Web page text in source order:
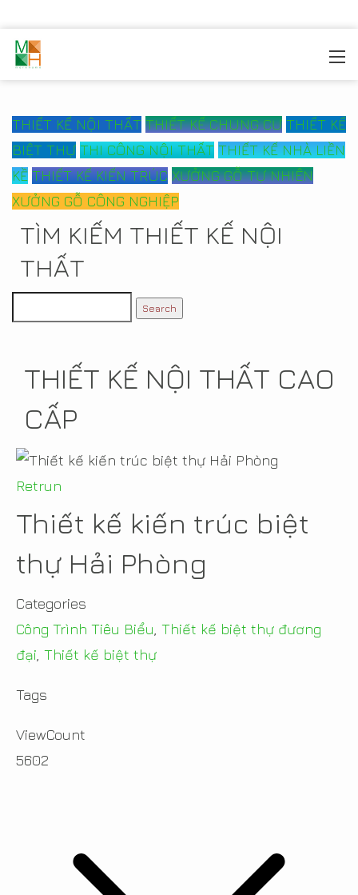
THIẾT KẾ NỘI THẤT THIẾT KẾ CHUNG CƯ THIẾT KẾ
BIỆT THỰ THI CÔNG NỘI THẤT THIẾT KẾ NHÀ LIỀN
KỀ THIẾT KẾ KIẾN TRÚC XƯỞNG GỖ TỰ NHIÊN
XƯỞNG GỖ CÔNG NGHIỆP
TÌM KIẾM THIẾT KẾ NỘI
THẤT
THIẾT KẾ NỘI THẤT CAO
CẤP
Retrun
Thiết kế kiến trúc biệt
thự Hải Phòng
Categories
Công Trình Tiêu Biểu Thiết kế biệt thự đương
đại Thiết kế biệt thự
Tags
ViewCount
5602